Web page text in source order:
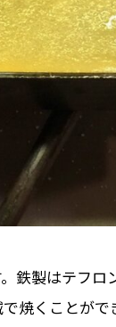
鉄製はテフロ
焼くことがで